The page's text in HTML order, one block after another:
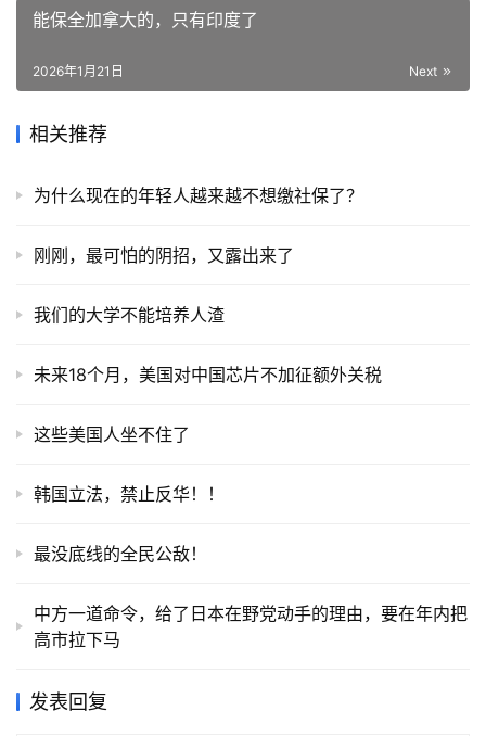
能保全加拿大的，只有印度了
Next
2026年1月21日
相关推荐
为什么现在的年轻人越来越不想缴社保了？
刚刚，最可怕的阴招，又露出来了
我们的大学不能培养人渣
未来18个月，美国对中国芯片不加征额外关税
这些美国人坐不住了
韩国立法，禁止反华！！
最没底线的全民公敌！
中方一道命令，给了日本在野党动手的理由，要在年内把
高市拉下马
发表回复